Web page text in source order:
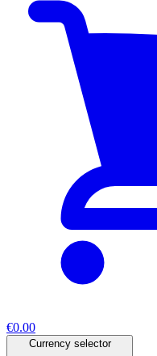
€0.00
Currency selector